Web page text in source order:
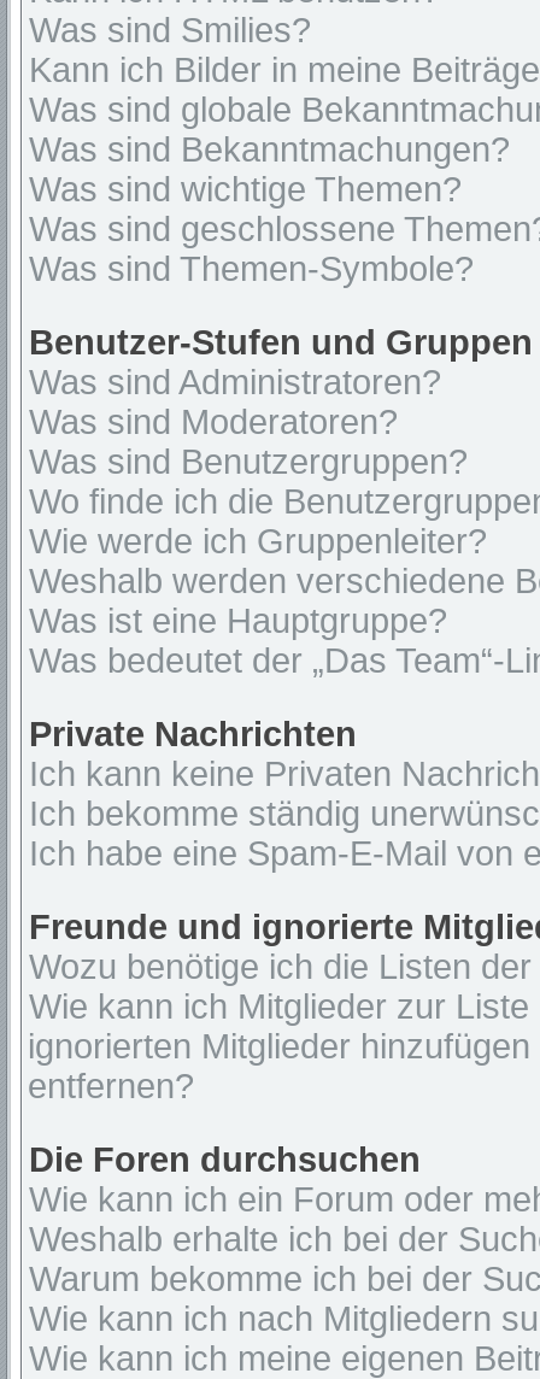
Was sind Smilies?
Kann ich Bilder in meine
Was sind globale
Was sind Bekanntmachungen?
Was sind wichtige Themen?
Was sind geschlossene
Was sind Themen-Symbole?
Benutzer-Stufen und Gruppen
Was sind Administratoren?
Was sind Moderatoren?
Was sind Benutzergruppen?
Wo finde ich die
Wie werde ich Gruppenleiter?
Weshalb werden verschiedene
Was ist eine Hauptgruppe?
Was bedeutet der „Das Team“-
Private Nachrichten
Ich kann keine Privaten
Ich bekomme ständig
Ich habe eine Spam-E-Mail von
Freunde und ignorierte
Wozu benötige ich die Listen
Wie kann ich Mitglieder zur
ignorierten Mitglieder
entfernen?
Die Foren durchsuchen
Wie kann ich ein Forum oder
Weshalb erhalte ich bei der
Warum bekomme ich bei der
Wie kann ich nach Mitgliedern
Wie kann ich meine eigenen